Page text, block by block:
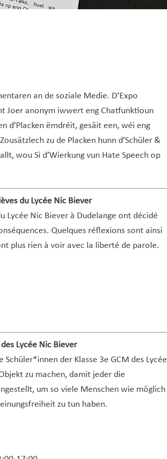
an de soziale Medie. D’Expo
Joer anonym iwwert eng Chatfunktioun
d’Placken ëmdréit, gesäit een, wéi eng
zu de Placken hunn d’Schüler &
wou Si d’Wierkung vun Hate Speech op
du Lycée Nic Biever
Lycée Nic Biever à Dudelange ont décidé
Quelques réflexions sont ainsi
plus rien à voir avec la liberté de parole.
Lycée Nic Biever
der Klasse 3e GCM des Lycée
zu machen, damit jeder die
um so viele Menschen wie möglich
zu tun haben.